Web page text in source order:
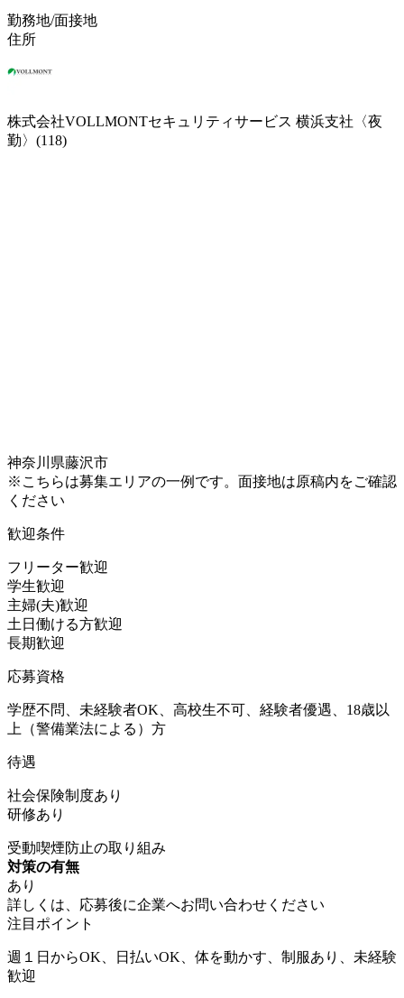
勤務地/面接地
住所
株式会社VOLLMONTセキュリティサービス 横浜支社〈夜
勤〉(118)
神奈川県藤沢市
※こちらは募集エリアの一例です。面接地は原稿内をご確認
ください
歓迎条件
フリーター歓迎
学生歓迎
主婦(夫)歓迎
土日働ける方歓迎
長期歓迎
応募資格
学歴不問、未経験者OK、高校生不可、経験者優遇、18歳以
上（警備業法による）方
待遇
社会保険制度あり
研修あり
受動喫煙防止の取り組み
対策の有無
あり
詳しくは、応募後に企業へお問い合わせください
注目ポイント
週１日からOK、日払いOK、体を動かす、制服あり、未経験
歓迎